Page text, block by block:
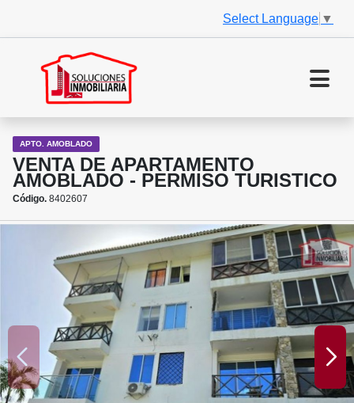
Select Language ▼
APTO. AMOBLADO
VENTA DE APARTAMENTO
AMOBLADO - PERMISO TURISTICO
Código. 8402607